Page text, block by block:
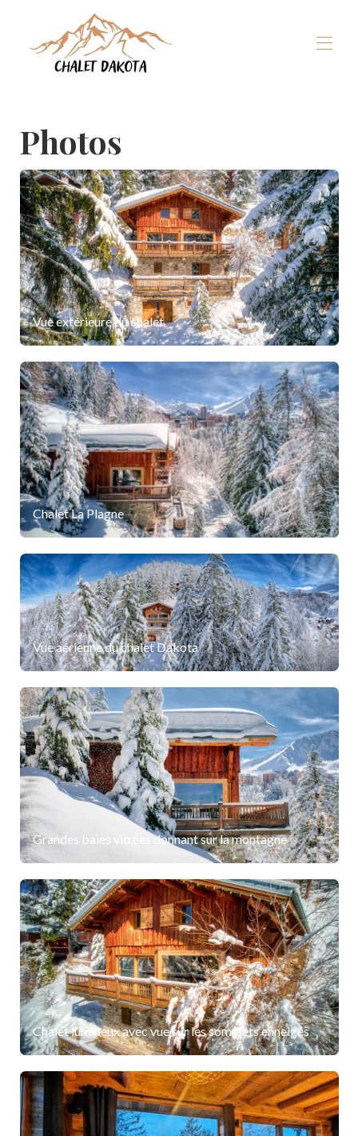
Hiver ▾
Eté ▾
Expérience Dakota ▾
Dispos & Réservation
Photos
Vue extérieure du chalet
Chalet La Plagne
Vue aérienne du chalet Dakota
Grandes baies vitrées donnant sur la montagne
Chalet lumineux avec vue sur les sommets enneigés